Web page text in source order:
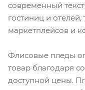
современный
гостиниц и
маркетплейсов и
Флисовые пледы
товар благодаря
доступной цены.